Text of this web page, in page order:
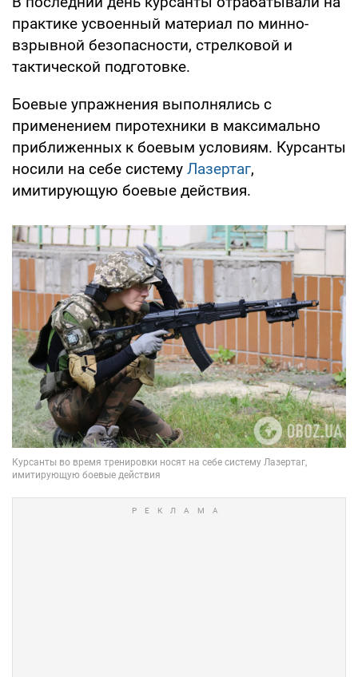
практике усвоенный материал по минно-
взрывной безопасности, стрелковой и
тактической подготовке.
Боевые упражнения выполнялись с
применением пиротехники в максимально
приближенных к боевым условиям. Курсанты
носили на себе систему Лазертаг,
имитирующую боевые действия.